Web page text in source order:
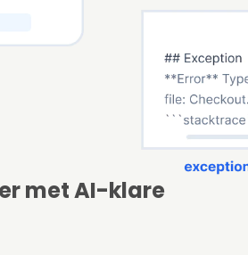
met AI-klare